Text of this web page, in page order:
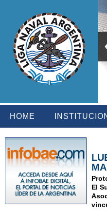
HOME
El